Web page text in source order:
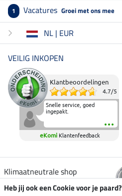
1 Vacatures Groei met ons mee
NL | EUR
VEILIG INKOPEN
Klantbeoordelingen
4.7/5
Snelle service, goed
ingepakt.
eKomi Klantenfeedback
Klimaatneutrale shop
Heb jij ook een Cookie voor je paard?